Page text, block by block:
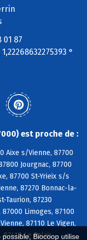
Biocoop utilise
01 87
°
est proche de :
Aixe s/Vienne, 87700
Jourgnac, 87700
87700 St-Yrieix s/s
87270 Bonnac-la-
Taurion, 87230
87000 Limoges, 87100
87110 Le Vigen,
87410 Le Palais